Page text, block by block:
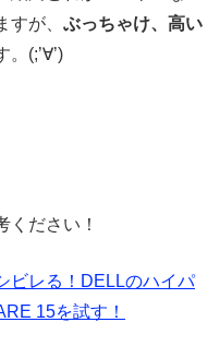
が、 ぶっちゃけ、高い
。(;’∀’)
ください！
ビレる！DELLのハイパ
15を試す！